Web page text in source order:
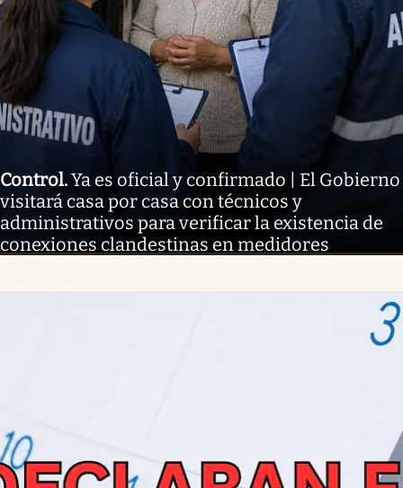
Control.Ya es oficial y confirmado | El Gobierno
visitará casa por casa con técnicos y
administrativos para verificar la existencia de
conexiones clandestinas en medidores